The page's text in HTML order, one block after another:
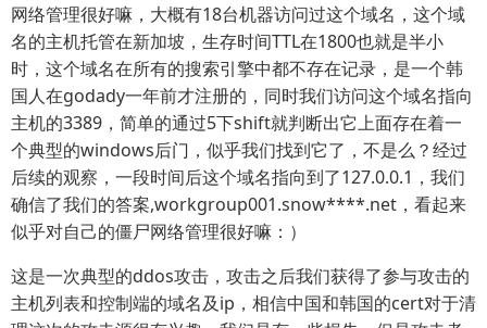
网络管理很好嘛，大概有18台机器访问过这个域名，这个域
名的主机托管在新加坡，生存时间TTL在1800也就是半小
时，这个域名在所有的搜索引擎中都不存在记录，是一个韩
国人在godady一年前才注册的，同时我们访问这个域名指向
主机的3389，简单的通过5下shift就判断出它上面存在着一
个典型的windows后门，似乎我们找到它了，不是么？经过
后续的观察，一段时间后这个域名指向到了127.0.0.1，我们
确信了我们的答案,workgroup001.snow****.net，看起来
似乎对自己的僵尸网络管理很好嘛：）
这是一次典型的ddos攻击，攻击之后我们获得了参与攻击的
主机列表和控制端的域名及ip，相信中国和韩国的cert对于清